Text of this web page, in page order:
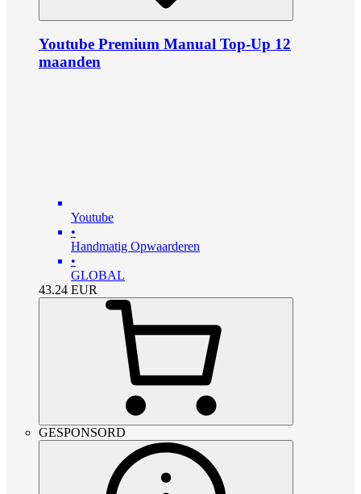
Youtube Premium Manual Top-Up 12
maanden
Youtube
•
Handmatig Opwaarderen
•
GLOBAL
43.24 EUR
GESPONSORD